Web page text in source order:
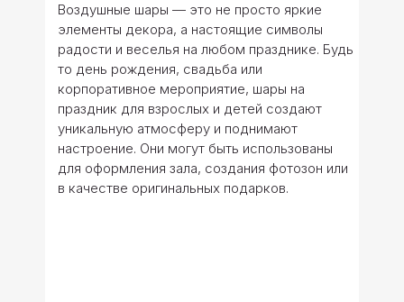
Воздушные шары — это не просто яркие
элементы декора, а настоящие символы
радости и веселья на любом празднике. Будь
то день рождения, свадьба или
корпоративное мероприятие, шары на
праздник для взрослых и детей создают
уникальную атмосферу и поднимают
настроение. Они могут быть использованы
для оформления зала, создания фотозон или
в качестве оригинальных подарков.